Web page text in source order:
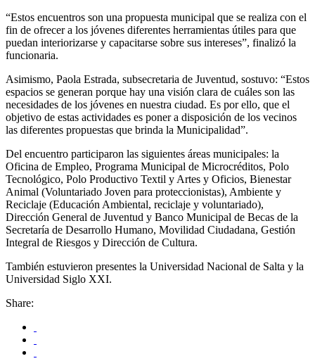
“Estos encuentros son una propuesta municipal que se realiza con el
fin de ofrecer a los jóvenes diferentes herramientas útiles para que
puedan interiorizarse y capacitarse sobre sus intereses”, finalizó la
funcionaria.
Asimismo, Paola Estrada, subsecretaria de Juventud, sostuvo: “Estos
espacios se generan porque hay una visión clara de cuáles son las
necesidades de los jóvenes en nuestra ciudad. Es por ello, que el
objetivo de estas actividades es poner a disposición de los vecinos
las diferentes propuestas que brinda la Municipalidad”.
Del encuentro participaron las siguientes áreas municipales: la
Oficina de Empleo, Programa Municipal de Microcréditos, Polo
Tecnológico, Polo Productivo Textil y Artes y Oficios, Bienestar
Animal (Voluntariado Joven para proteccionistas), Ambiente y
Reciclaje (Educación Ambiental, reciclaje y voluntariado),
Dirección General de Juventud y Banco Municipal de Becas de la
Secretaría de Desarrollo Humano, Movilidad Ciudadana, Gestión
Integral de Riesgos y Dirección de Cultura.
También estuvieron presentes la Universidad Nacional de Salta y la
Universidad Siglo XXI.
Share: